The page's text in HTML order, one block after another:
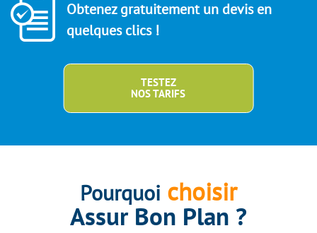
Obtenez gratuitement un devis en
quelques clics !
TESTEZ
NOS TARIFS
Pourquoi choisir
Assur Bon Plan ?